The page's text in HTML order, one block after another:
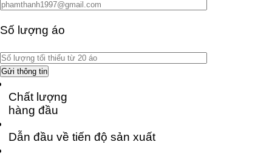
Số lượng áo
Chất lượng
hàng đầu
Dẫn đầu về tiến độ sản xuất